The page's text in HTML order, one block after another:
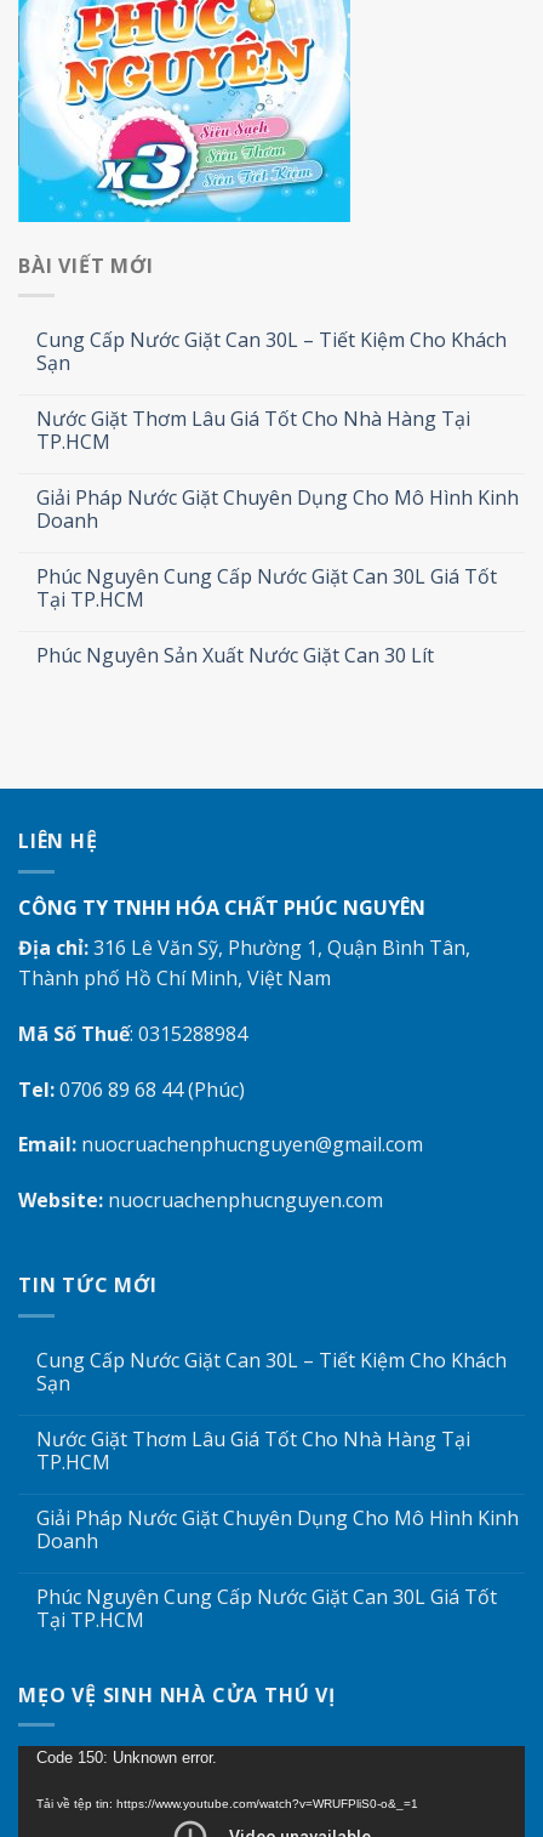
BÀI VIẾT MỚI
Cung Cấp Nước Giặt Can 30L – Tiết Kiệm Cho Khách
Sạn
Nước Giặt Thơm Lâu Giá Tốt Cho Nhà Hàng Tại
TP.HCM
Giải Pháp Nước Giặt Chuyên Dụng Cho Mô Hình Kinh
Doanh
Phúc Nguyên Cung Cấp Nước Giặt Can 30L Giá Tốt
Tại TP.HCM
Phúc Nguyên Sản Xuất Nước Giặt Can 30 Lít
LIÊN HỆ
CÔNG TY TNHH HÓA CHẤT PHÚC NGUYÊN
Địa chỉ:316 Lê Văn Sỹ, Phường 1, Quận Bình Tân,
Thành phố Hồ Chí Minh, Việt Nam
Mã Số Thuế: 0315288984
Tel:0706 89 68 44 (Phúc)
Email: nuocruachenphucnguyen@gmail.com
Website: nuocruachenphucnguyen.com
TIN TỨC MỚI
Cung Cấp Nước Giặt Can 30L – Tiết Kiệm Cho Khách
Sạn
Nước Giặt Thơm Lâu Giá Tốt Cho Nhà Hàng Tại
TP.HCM
Giải Pháp Nước Giặt Chuyên Dụng Cho Mô Hình Kinh
Doanh
Phúc Nguyên Cung Cấp Nước Giặt Can 30L Giá Tốt
Tại TP.HCM
MẸO VỆ SINH NHÀ CỬA THÚ VỊ
Trình
Code 150: Unknown error.
Tải về tệp tin: https://www.youtube.com/watch?v=WRUFPliS0-o&_=1